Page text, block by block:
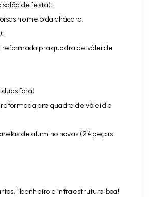
de festa);
no meio da chácara;
pra quadra de vôlei de
duas fora)
pra quadra de vôlei de
de alumino novas (24 peças
1 banheiro e infraestrutura boa!